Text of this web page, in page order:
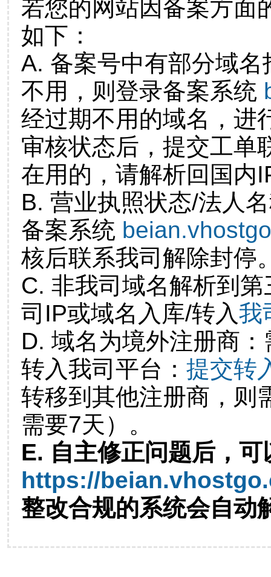
若您的网站因备案方面
如下：
A. 备案号中有部分域
不用，则登录备案系统
经过期不用的域名，进
审核状态后，提交工单
在用的，请解析回国内
B. 营业执照状态/法人
备案系统
核后联系我司解除封停
C. 非我司域名解析到
司IP或域名入库/转入我
D. 域名为境外注册商
转入我司平台： 提交转
转移到其他注册商，则
需要7天）。
E. 自主修正问题后，可
https://
整改合规的系统会自动